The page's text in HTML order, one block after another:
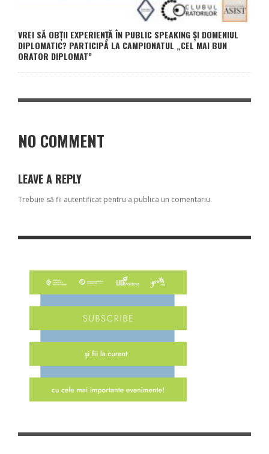
VREI SĂ OBȚII EXPERIENȚĂ ÎN PUBLIC SPEAKING ȘI DOMENIUL
DIPLOMATIC? PARTICIPĂ LA CAMPIONATUL „CEL MAI BUN
ORATOR DIPLOMAT”
NO COMMENT
LEAVE A REPLY
Trebuie să fii autentificat pentru a publica un comentariu.